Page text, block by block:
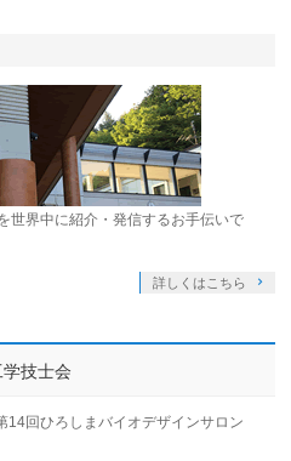
世界中に紹介・発信するお手伝いで
詳しくはこちら
技士会
14回ひろしまバイオデザインサロン